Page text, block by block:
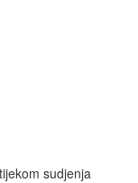
sudjenja